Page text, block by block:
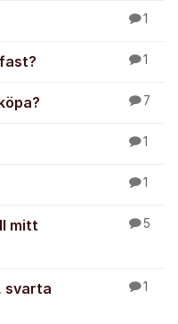
1
1
7
1
1
mitt
5
svarta
1